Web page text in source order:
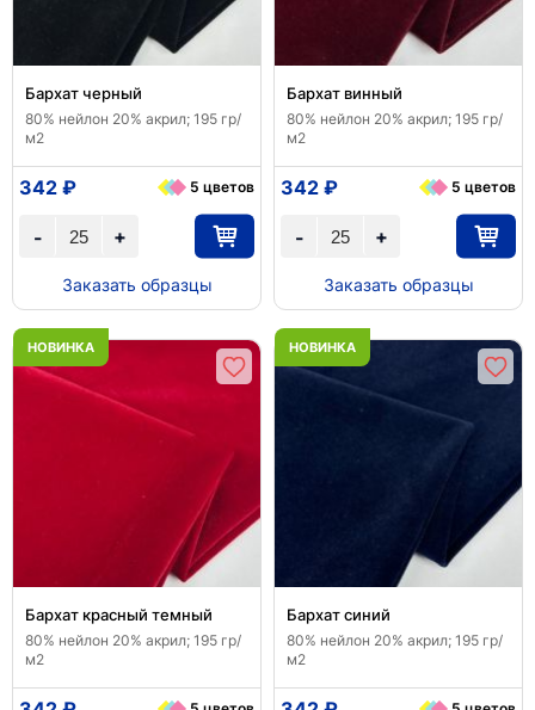
Бархат черный
80% нейлон 20% акрил; 195 гр/
м2
+
-
342 ₽ 5 цветов
Заказать образцы
Бархат винный
80% нейлон 20% акрил; 195 гр/
м2
+
-
342 ₽ 5 цветов
Заказать образцы
НОВИНКА
Бархат красный темный
80% нейлон 20% акрил; 195 гр/
м2
НОВИНКА
Бархат синий
80% нейлон 20% акрил; 195 гр/
м2